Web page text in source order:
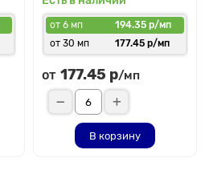
от 6 мп
194.35 р/мп
от 30 мп
177.45 р/мп
от 177.45 р/мп
В корзину